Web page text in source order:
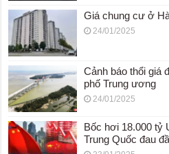
Giá chung cư ở
24/01/2025
Cảnh báo thổi giá
phố Trung ương
24/01/2025
Bốc hơi 18.000 tỷ
Trung Quốc đau